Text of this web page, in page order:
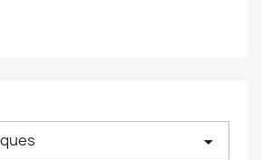
arrow_drop_down